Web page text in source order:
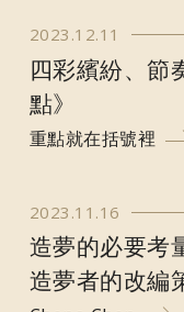
2023.12.11
四彩繽紛、節
點》
重點就在括號裡
2023.11.16
造夢的必要考
造夢者的改編